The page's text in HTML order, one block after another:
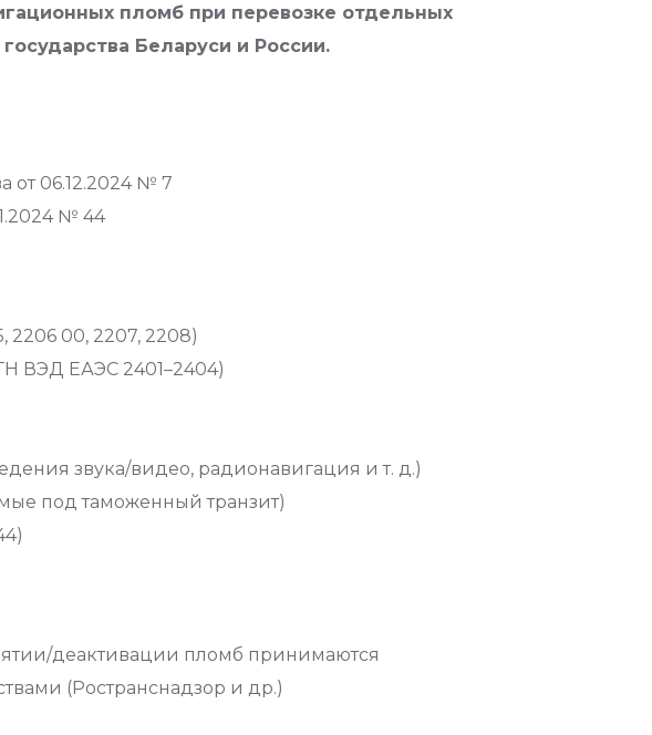
пломб при перевозке отдельных
Беларуси и России.
от 06.12.2024 № 7
№ 44
00, 2207, 2208)
ВЭД ЕАЭС 2401–2404)
звука/видео, радионавигация и т. д.)
под таможенный транзит)
деактивации пломб принимаются
(Ространснадзор и др.)